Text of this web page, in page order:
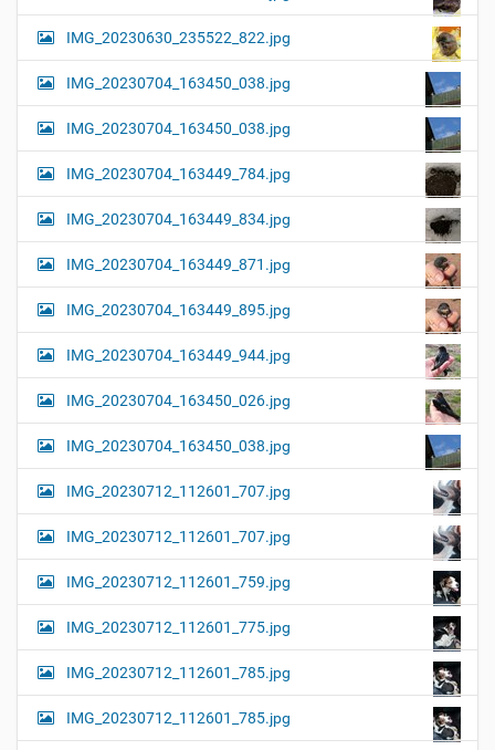
IMG_20230630_235522_822.jpg
IMG_20230704_163450_038.jpg
IMG_20230704_163450_038.jpg
IMG_20230704_163449_784.jpg
IMG_20230704_163449_834.jpg
IMG_20230704_163449_871.jpg
IMG_20230704_163449_895.jpg
IMG_20230704_163449_944.jpg
IMG_20230704_163450_026.jpg
IMG_20230704_163450_038.jpg
IMG_20230712_112601_707.jpg
IMG_20230712_112601_707.jpg
IMG_20230712_112601_759.jpg
IMG_20230712_112601_775.jpg
IMG_20230712_112601_785.jpg
IMG_20230712_112601_785.jpg